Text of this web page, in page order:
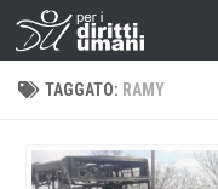
TAGGATO: RAMY